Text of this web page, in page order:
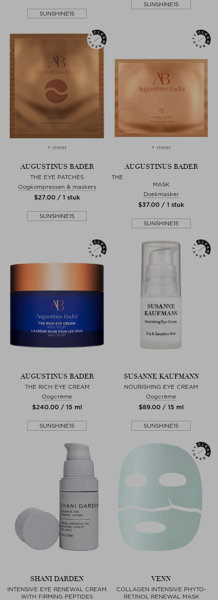
SUNSHINE15
SUNSHINE15
+ meer
AUGUSTINUS BADER
THE EYE PATCHES
Oogkompressen & maskers
$‌27.00 / 1 stuk
SUNSHINE15
+ meer
AUGUSTINUS BADER
THE
MASK
Doekmasker
$‌37.00 / 1 stuk
SUNSHINE15
AUGUSTINUS BADER
THE RICH EYE CREAM
Oogcrème
$‌240.00 / 15 ml
SUNSHINE15
SUSANNE KAUFMANN
NOURISHING EYE CREAM
Oogcrème
$‌89.00 / 15 ml
SUNSHINE15
SHANI DARDEN
INTENSIVE EYE RENEWAL CREAM
WITH FIRMING PEPTIDES
VENN
COLLAGEN INTENSIVE PHYTO-
RETINOL RENEWAL MASK